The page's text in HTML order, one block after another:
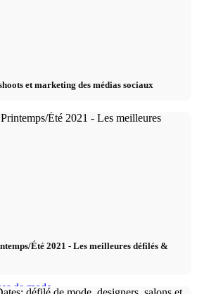
2026
Weeks
de mode
et marketing des médias sociaux
Été 2021 - Les meilleures défilés &